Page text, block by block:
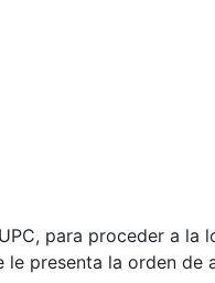
para proceder a
presenta la orden